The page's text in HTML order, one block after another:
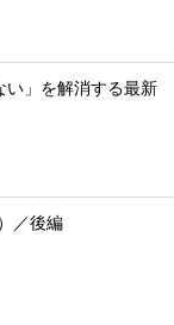
い」を解消する最新
／後編